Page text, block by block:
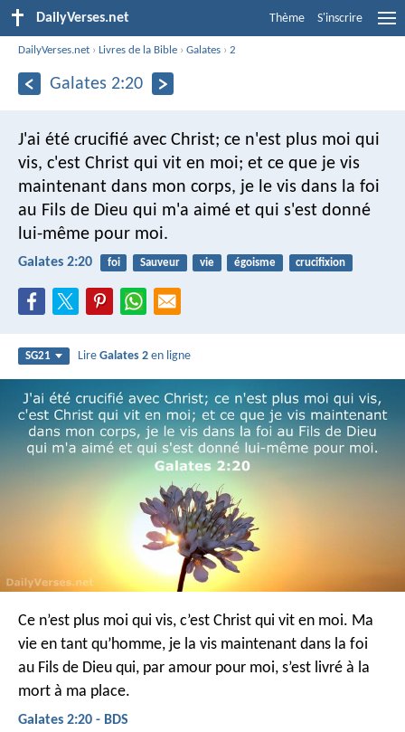
DailyVerses.net Thème S'inscrire
DailyVerses.net ›Livres de la Bible ›Galates ›2
Galates 2:20
J'ai été crucifié avec Christ; ce n'est plus moi qui
vis, c'est Christ qui vit en moi; et ce que je vis
maintenant dans mon corps, je le vis dans la foi
au Fils de Dieu qui m'a aimé et qui s'est donné
lui-même pour moi.
Galates 2:20 foi Sauveur vie égoisme crucifixion
SG21 LireGalates 2 en ligne
Ce n’est plus moi qui vis, c’est Christ qui vit en moi. Ma
vie en tant qu’homme, je la vis maintenant dans la foi
au Fils de Dieu qui, par amour pour moi, s’est livré à la
mort à ma place.
Galates 2:20 - BDS